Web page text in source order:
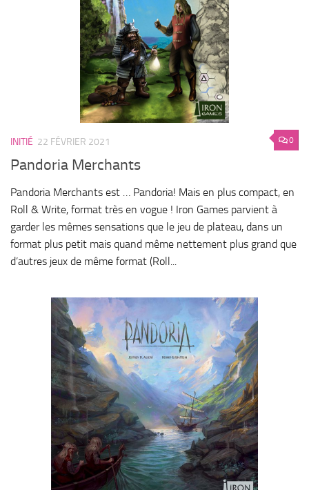
0
INITIÉ 22 FÉVRIER 2021
Pandoria Merchants
Pandoria Merchants est … Pandoria! Mais en plus compact, en
Roll & Write, format très en vogue ! Iron Games parvient à
garder les mêmes sensations que le jeu de plateau, dans un
format plus petit mais quand même nettement plus grand que
d’autres jeux de même format (Roll...